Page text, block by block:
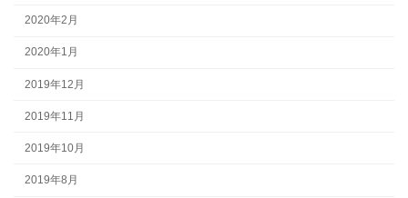
2020年2月
2020年1月
2019年12月
2019年11月
2019年10月
2019年8月